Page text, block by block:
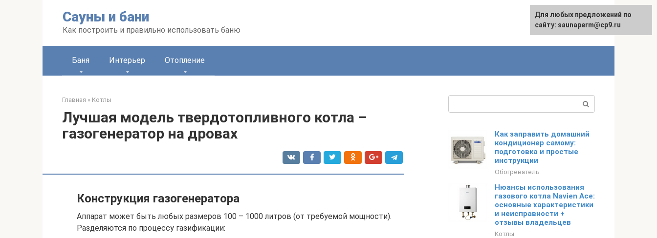
Сауны и бани
Как построить и правильно использовать баню
Баня Интерьер Отопление
Главная » Котлы
Лучшая модель твердотопливного котла –
газогенератор на дровах
Конструкция газогенератора
Аппарат может быть любых размеров 100 – 1000 литров (от требуемой мощности).
Разделяются по процессу газификации:
Как заправить домашний
кондиционер самому:
подготовка и простые
инструкции
Обогреватель
Нюансы использования
газового котла Navien Ace:
основные характеристики
и неисправности +
отзывы владельцев
Котлы
Для любых предложений по
сайту: saunaperm@cp9.ru